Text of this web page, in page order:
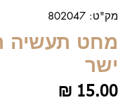
מק"ט: 802047
מחט תעשיה
ישר